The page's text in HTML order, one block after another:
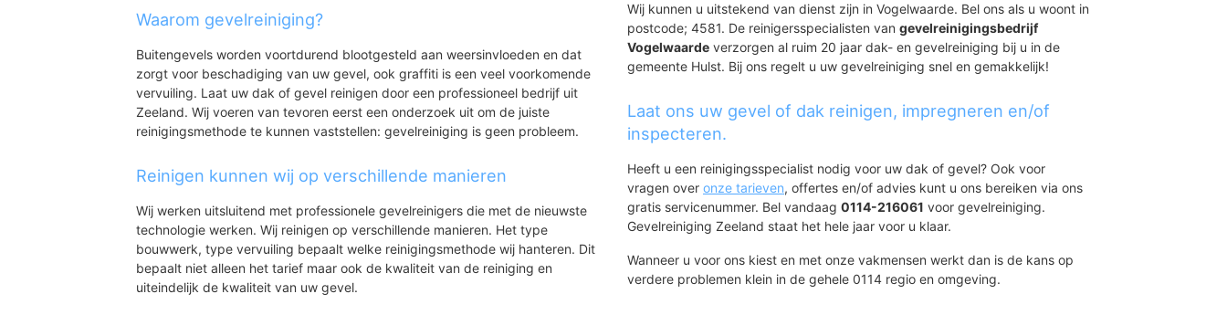
Waarom gevelreiniging?
Buitengevels worden voortdurend blootgesteld aan weersinvloeden en dat
zorgt voor beschadiging van uw gevel, ook graffiti is een veel voorkomende
vervuiling. Laat uw dak of gevel reinigen door een professioneel bedrijf uit
Zeeland. Wij voeren van tevoren eerst een onderzoek uit om de juiste
reinigingsmethode te kunnen vaststellen: gevelreiniging is geen probleem.
Reinigen kunnen wij op verschillende manieren
Wij werken uitsluitend met professionele gevelreinigers die met de nieuwste
technologie werken. Wij reinigen op verschillende manieren. Het type
bouwwerk, type vervuiling bepaalt welke reinigingsmethode wij hanteren. Dit
bepaalt niet alleen het tarief maar ook de kwaliteit van de reiniging en
uiteindelijk de kwaliteit van uw gevel.
Wij kunnen u uitstekend van dienst zijn in Vogelwaarde. Bel ons als u woont in
postcode; 4581. De reinigersspecialisten van gevelreinigingsbedrijf
Vogelwaarde verzorgen al ruim 20 jaar dak- en gevelreiniging bij u in de
gemeente Hulst. Bij ons regelt u uw gevelreiniging snel en gemakkelijk!
Laat ons uw gevel of dak reinigen, impregneren en/of
inspecteren.
Heeft u een reinigingsspecialist nodig voor uw dak of gevel? Ook voor
vragen over onze tarieven, offertes en/of advies kunt u ons bereiken via ons
gratis servicenummer. Bel vandaag 0114-216061 voor gevelreiniging.
Gevelreiniging Zeeland staat het hele jaar voor u klaar.
Wanneer u voor ons kiest en met onze vakmensen werkt dan is de kans op
verdere problemen klein in de gehele 0114 regio en omgeving.